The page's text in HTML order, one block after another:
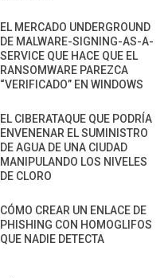
EL MERCADO UNDERGROUND
DE MALWARE-SIGNING-AS-A-
SERVICE QUE HACE QUE EL
RANSOMWARE PAREZCA
“VERIFICADO” EN WINDOWS
EL CIBERATAQUE QUE PODRÍA
ENVENENAR EL SUMINISTRO
DE AGUA DE UNA CIUDAD
MANIPULANDO LOS NIVELES
DE CLORO
CÓMO CREAR UN ENLACE DE
PHISHING CON HOMOGLIFOS
QUE NADIE DETECTA